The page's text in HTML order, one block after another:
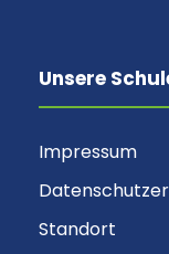
Unsere
Impressum
Standort